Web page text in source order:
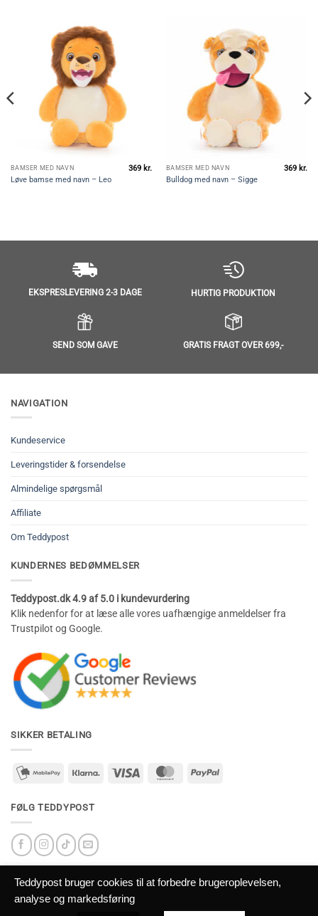
BAMSER MED NAVN
Løve bamse med navn – Leo
369kr. BAMSER MED NAVN
Bulldog med navn – Sigge
369kr.
EKSPRESLEVERING 2-3 DAGE HURTIG PRODUKTION
SEND SOM GAVE GRATIS FRAGT OVER 699,-
NAVIGATION
Kundeservice
Leveringstider & forsendelse
Almindelige spørgsmål
Affiliate
Om Teddypost
KUNDERNES BEDØMMELSER
Teddypost.dk 4.9 af 5.0 i kundevurdering
Klik nedenfor for at læse alle vores uafhængige anmeldelser fra
Trustpilot og Google.
SIKKER BETALING
mobilepay2 Klarna Visa MasterCardPayPal
FØLG TEDDYPOST
mobilepay
Teddypost bruger cookies til at forbedre brugeroplevelsen,
analyse og markedsføring